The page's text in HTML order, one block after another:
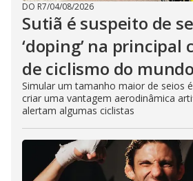
DO R7/04/08/2026
Sutiã é suspeito de
‘doping’ na principal
de ciclismo do
Simular um tamanho maior de seios
criar uma vantagem aerodinâmica
alertam algumas ciclistas